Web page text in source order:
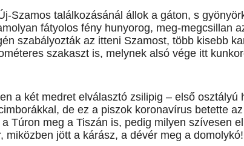
Szamos találkozásánál állok a gáton, s
fátyolos fény hunyorog, meg-megcsillan
szabályozták az itteni Szamost, több kisebb
szakaszt is, melynek alsó vége itt
a két medret elválasztó zsilipig – első osztályú
de ez a piszok koronavírus betette
Túron meg a Tiszán is, pedig milyen szívesen
miközben jött a kárász, a dévér meg a domolykó!